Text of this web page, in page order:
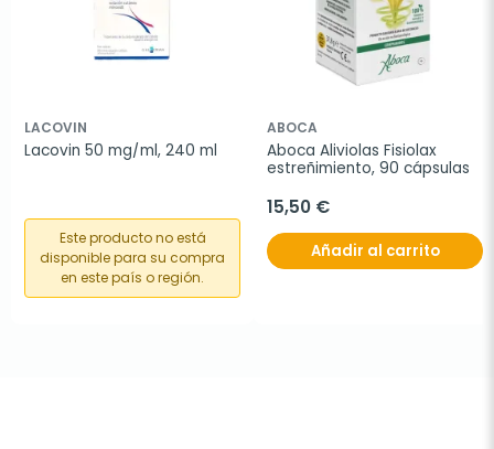
LACOVIN
Lacovin 50 mg/ml, 240 ml
Este producto no está
disponible para su compra
en este país o región.
ABOCA
Aboca Aliviolas Fisiolax
estreñimiento, 90 cápsulas
15,50 €
Añadir al carrito